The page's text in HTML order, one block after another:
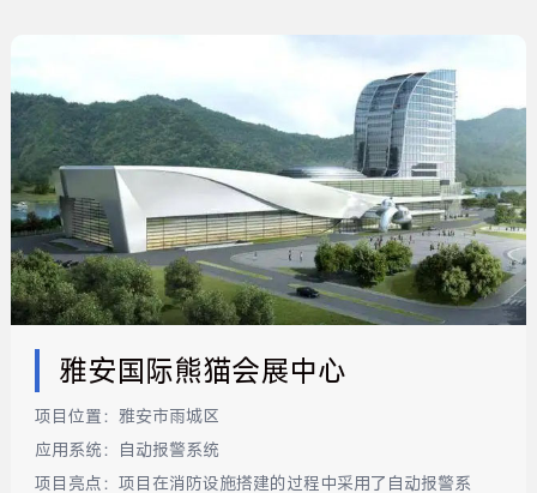
雅安国际熊猫会展中心
项目位置： 雅安市雨城区
应用系统： 自动报警系统
项目亮点： 项目在消防设施搭建的过程中采用了自动报警系